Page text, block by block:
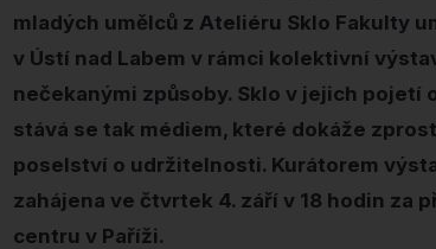
mladých umělců z Ateliéru Sklo Fakulty
v Ústí nad Labem v rámci kolektivní
nečekanými způsoby. Sklo v jejich
stává se tak médiem, které dokáže
poselství o udržitelnosti. Kurátorem
zahájena ve čtvrtek 4. září v 18 hodin za
centru v Paříži.